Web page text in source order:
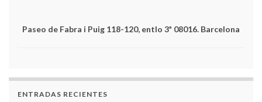
Paseo de Fabra i Puig 118-120, entlo 3ª 08016. Barcelona
ENTRADAS RECIENTES